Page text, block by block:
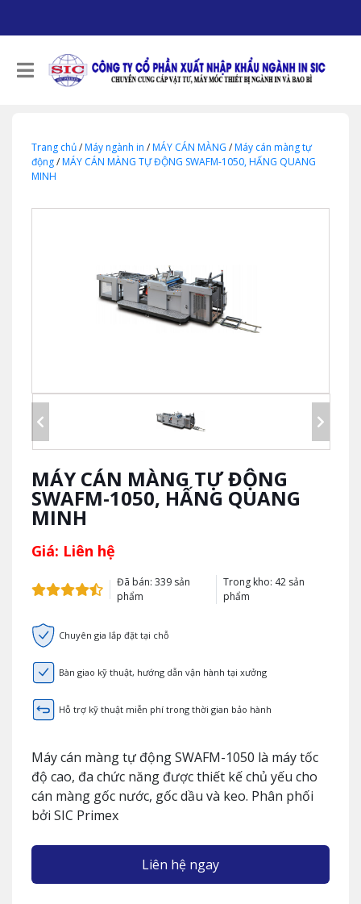
Trang chủ/Máy ngành in /MÁY CÁN MÀNG /Máy cán màng tự
động/MÁY CÁN MÀNG TỰ ĐỘNG SWAFM-1050, HẤNG QUANG
MINH
MÁY CÁN MÀNG TỰ ĐỘNG
SWAFM-1050, HẤNG QUANG
MINH
Giá: Liên hệ
Đã bán: 339 sản
phẩm
Trong kho: 42 sản
phẩm
Chuyên gia lắp đặt tại chỗ
Bàn giao kỹ thuật, hướng dẫn vận hành tại xưởng
Hỗ trợ kỹ thuật miễn phí trong thời gian bảo hành
Máy cán màng tự động SWAFM-1050 là máy tốc
độ cao, đa chức năng được thiết kế chủ yếu cho
cán màng gốc nước, gốc dầu và keo. Phân phối
bởi SIC Primex
Liên hệ ngay